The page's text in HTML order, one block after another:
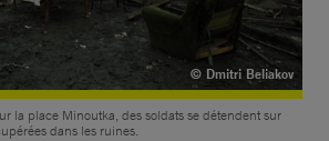
© Dmitri Beliakov
la place Minoutka, des soldats se détendent sur
dans les ruines.